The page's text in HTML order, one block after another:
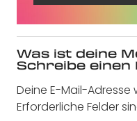
Was ist deine
Schreibe einen
Deine E-Mail-
Erforderliche Felder